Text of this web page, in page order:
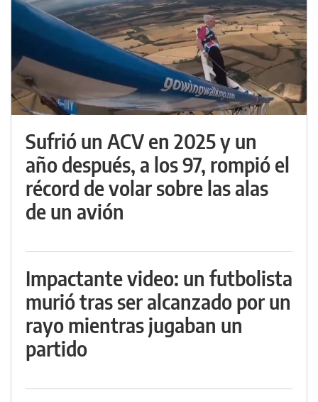
Sufrió un ACV en 2025 y un
año después, a los 97, rompió el
récord de volar sobre las alas
de un avión
Impactante video: un futbolista
murió tras ser alcanzado por un
rayo mientras jugaban un
partido